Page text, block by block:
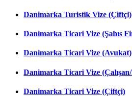
Danimarka Turistik Vize (Çiftçi)
Danimarka Ticari Vize (Şahıs
Danimarka Ticari Vize (Avukat)
Danimarka Ticari Vize
Danimarka Ticari Vize (Çiftçi)